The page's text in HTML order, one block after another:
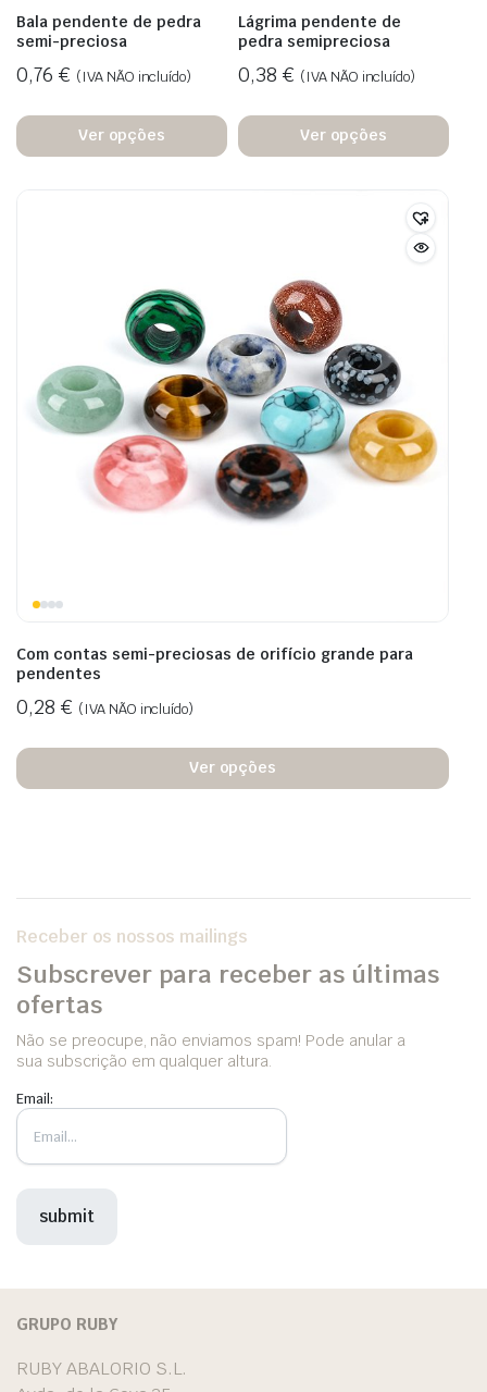
Bala pendente de pedra
semi-preciosa
0,76 € (IVA NÃO incluído)
Ver opções
Lágrima pendente de
pedra semipreciosa
0,38 € (IVA NÃO incluído)
Ver opções
Com contas semi-preciosas de orifício grande para
pendentes
0,28 € (IVA NÃO incluído)
Ver opções
Receber os nossos mailings
Subscrever para receber as últimas
ofertas
Não se preocupe, não enviamos spam! Pode anular a
sua subscrição em qualquer altura.
Email:
GRUPO RUBY
RUBY ABALORIO S.L.